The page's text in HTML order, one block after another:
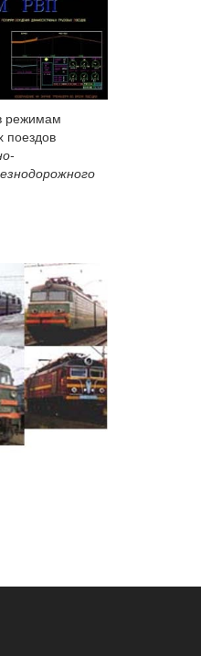
режимам
поездов